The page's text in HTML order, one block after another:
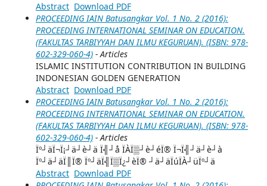
Abstract Download PDF
PROCEEDING IAIN Batusangkar Vol. 1 No. 2 (2016):
PROCEEDING INTERNATIONAL SEMINAR ON EDUCATION.
(FAKULTAS TARBIYYAH DAN ILMU KEGURUAN). (ISBN: 978-
602-329-060-4) - Articles
ISLAMIC INSTITUTION CONTRIBUTION IN BUILDING
INDONESIAN GOLDEN GENERATION
Abstract Download PDF
PROCEEDING IAIN Batusangkar Vol. 1 No. 2 (2016):
PROCEEDING INTERNATIONAL SEMINAR ON EDUCATION.
(FAKULTAS TARBIYYAH DAN ILMU KEGURUAN). (ISBN: 978-
602-329-060-4) - Articles
Ïº┘äÏ¬Ï¡┘ä┘è┘ä Ï╣┘å ÏÀÏ▒┘è┘éÏ® Ï¬Ï╣┘ä┘è┘à
Ïº┘ä┘äÏ║Ï® Ïº┘äÏ╣Ï▒Ï¿┘èÏ® ┘ä┘äÏúÏÀ┘üÏº┘ä
Abstract Download PDF